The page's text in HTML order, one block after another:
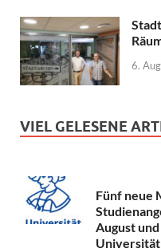
6.
VIEL GELESENE
Fünf neue
August
Universität